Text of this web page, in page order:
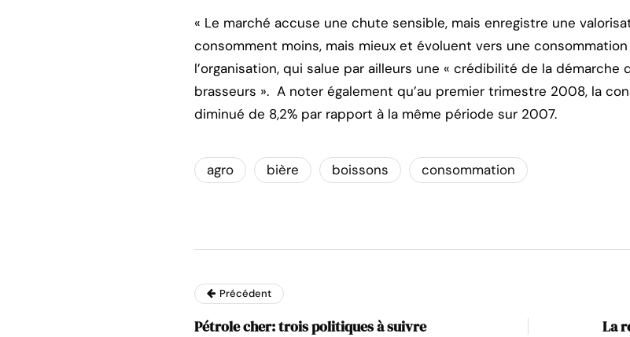
« Le marché accuse une chute sensible, mais enregistre une
consomment moins, mais mieux et évoluent vers une
l’organisation, qui salue par ailleurs une « crédibilité de la démarche
brasseurs ». A noter également qu’au premier trimestre 2008, la
diminué de 8,2% par rapport à la même période sur 2007.
agro bière boissons consommation
Précédent
Pétrole cher: trois politiques à suivre La